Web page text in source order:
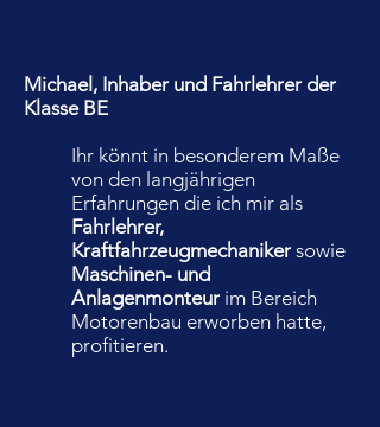
Michael, Inhaber und Fahrlehrer der
Klasse BE
Ihr könnt in besonderem Maße
von den langjährigen
Erfahrungen die ich mir als
Fahrlehrer,
Kraftfahrzeugmechaniker sowie
Maschinen- und
Anlagenmonteur im Bereich
Motorenbau erworben hatte,
profitieren.